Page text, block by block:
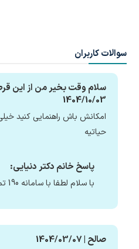
سوالات کاربران
1404/10/03
امکانش باش راهنمایی کنید
حیاتیه
پاسخ خانم دکتر دنیایی:
با سلام لطفا با سامانه 190 تماس بگیرید
صالح | 1404/03/07